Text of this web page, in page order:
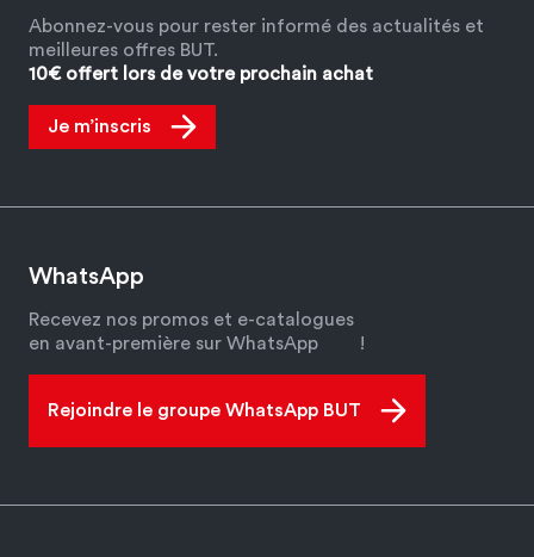
Abonnez-vous pour rester informé des actualités et
meilleures offres BUT.
10€ offert lors de votre prochain achat
Je m’inscris
WhatsApp
Recevez nos promos et e-catalogues
en avant-première sur WhatsApp
!
Rejoindre le groupe WhatsApp BUT